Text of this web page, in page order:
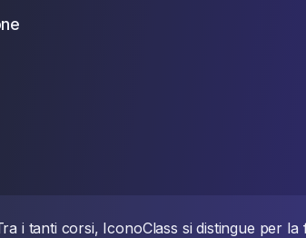
i tanti corsi, IconoClass si distingue per la